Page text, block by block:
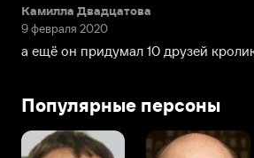
Камилла Двадцатова
9 февраля 2020
а ещё он придумал 10 друзей
Популярные персоны